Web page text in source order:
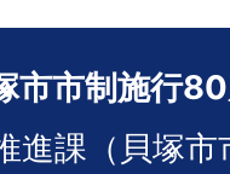
市市制施行
課（貝塚市